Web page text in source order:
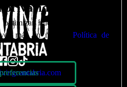
privacidad
optimizar nuestro sitio web y
más en nuestra Política de